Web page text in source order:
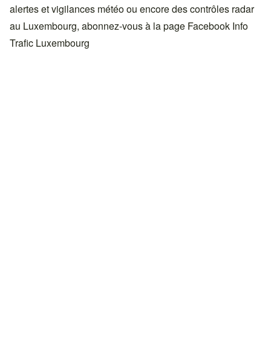
alertes et vigilances météo ou encore des contrôles radar
au Luxembourg, abonnez-vous à la page Facebook Info
Trafic Luxembourg